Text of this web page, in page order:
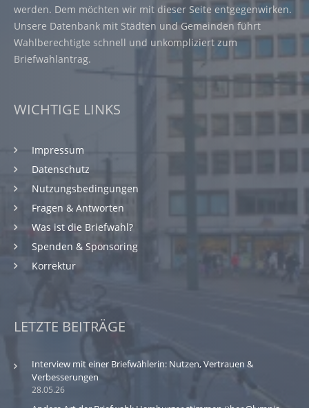
werden. Dem möchten wir mit dieser Seite entgegenwirken.
Unsere Datenbank mit Städten und Gemeinden führt
Wahlberechtigte schnell und unkompliziert zum
Briefwahlantrag.
WICHTIGE LINKS
Impressum
Datenschutz
Nutzungsbedingungen
Fragen & Antworten
Was ist die Briefwahl?
Spenden & Sponsoring
Korrektur
LETZTE BEITRÄGE
28.05.26
Interview mit einer Briefwählerin: Nutzen, Vertrauen &
Verbesserungen